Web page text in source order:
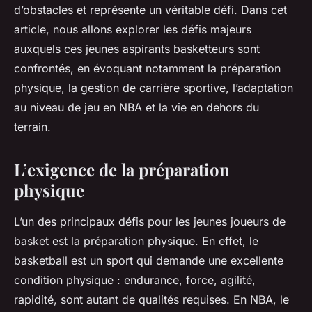
d’obstacles et représente un véritable défi. Dans cet
article, nous allons explorer les défis majeurs
auxquels ces jeunes aspirants basketteurs sont
confrontés, en évoquant notamment la préparation
physique, la gestion de carrière sportive, l’adaptation
au niveau de jeu en NBA et la vie en dehors du
terrain.
L’exigence de la préparation
physique
L’un des principaux défis pour les jeunes joueurs de
basket est la préparation physique. En effet, le
basketball est un sport qui demande une excellente
condition physique : endurance, force, agilité,
rapidité, sont autant de qualités requises. En NBA, le